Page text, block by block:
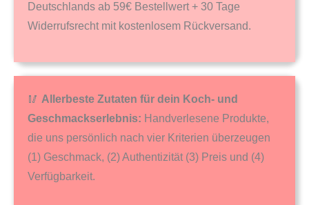
Deutschlands ab 59€ Bestellwert + 30 Tage
Widerrufsrecht mit kostenlosem Rückversand.
🥢 Allerbeste Zutaten für dein Koch- und
Geschmackserlebnis: Handverlesene Produkte,
die uns persönlich nach vier Kriterien überzeugen
(1) Geschmack, (2) Authentizität (3) Preis und (4)
Verfügbarkeit.